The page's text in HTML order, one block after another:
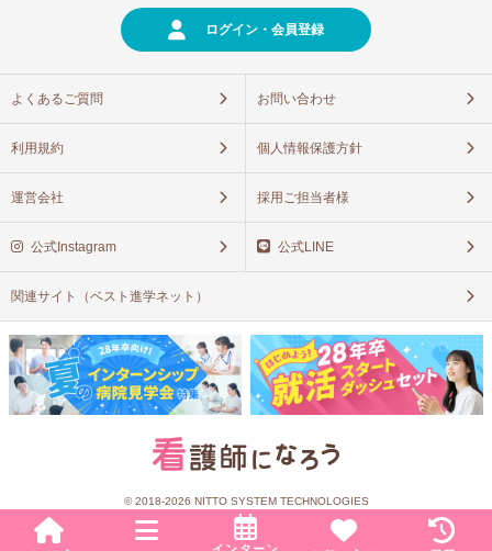
ログイン・会員登録
よくあるご質問 お問い合わせ
利用規約 個人情報保護方針
運営会社 採用ご担当者様
公式Instagram 公式LINE
関連サイト（ベスト進学ネット）
© 2018-2026 NITTO SYSTEM TECHNOLOGIES